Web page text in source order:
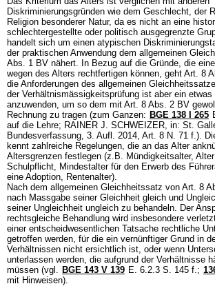
Diskriminierungsgründen wie dem Geschlecht, der
Religion besonderer Natur, da es nicht an eine
schlechtergestellte oder politisch ausgegrenzte
handelt sich um einen atypischen
der praktischen Anwendung dem allgemeinen
Abs. 1 BV nähert. In Bezug auf die Gründe, die
wegen des Alters rechtfertigen können, geht Art. 8
die Anforderungen des allgemeinen
der Verhältnismässigkeitsprüfung ist aber ein
anzuwenden, um so dem mit Art. 8 Abs. 2 BV
Rechnung zu tragen (zum Ganzen: BGE 138 I 265
auf die Lehre; RAINER J. SCHWEIZER, in: St.
Bundesverfassung, 3. Aufl. 2014, Art. 8 N. 71 f.).
kennt zahlreiche Regelungen, die an das Alter
Altersgrenzen festlegen (z.B. Mündigkeitsalter,
Schulpflicht, Mindestalter für den Erwerb des
eine Adoption, Rentenalter).
Nach dem allgemeinen Gleichheitssatz von Art. 8
nach Massgabe seiner Gleichheit gleich und
seiner Ungleichheit ungleich zu behandeln. Der
rechtsgleiche Behandlung wird insbesondere
einer entscheidwesentlichen Tatsache rechtliche
getroffen werden, für die ein vernünftiger Grund in
Verhältnissen nicht ersichtlich ist, oder wenn
unterlassen werden, die aufgrund der Verhältnisse
müssen (vgl. BGE 143 V 139 E. 6.2.3 S. 145 f.;
mit Hinweisen).